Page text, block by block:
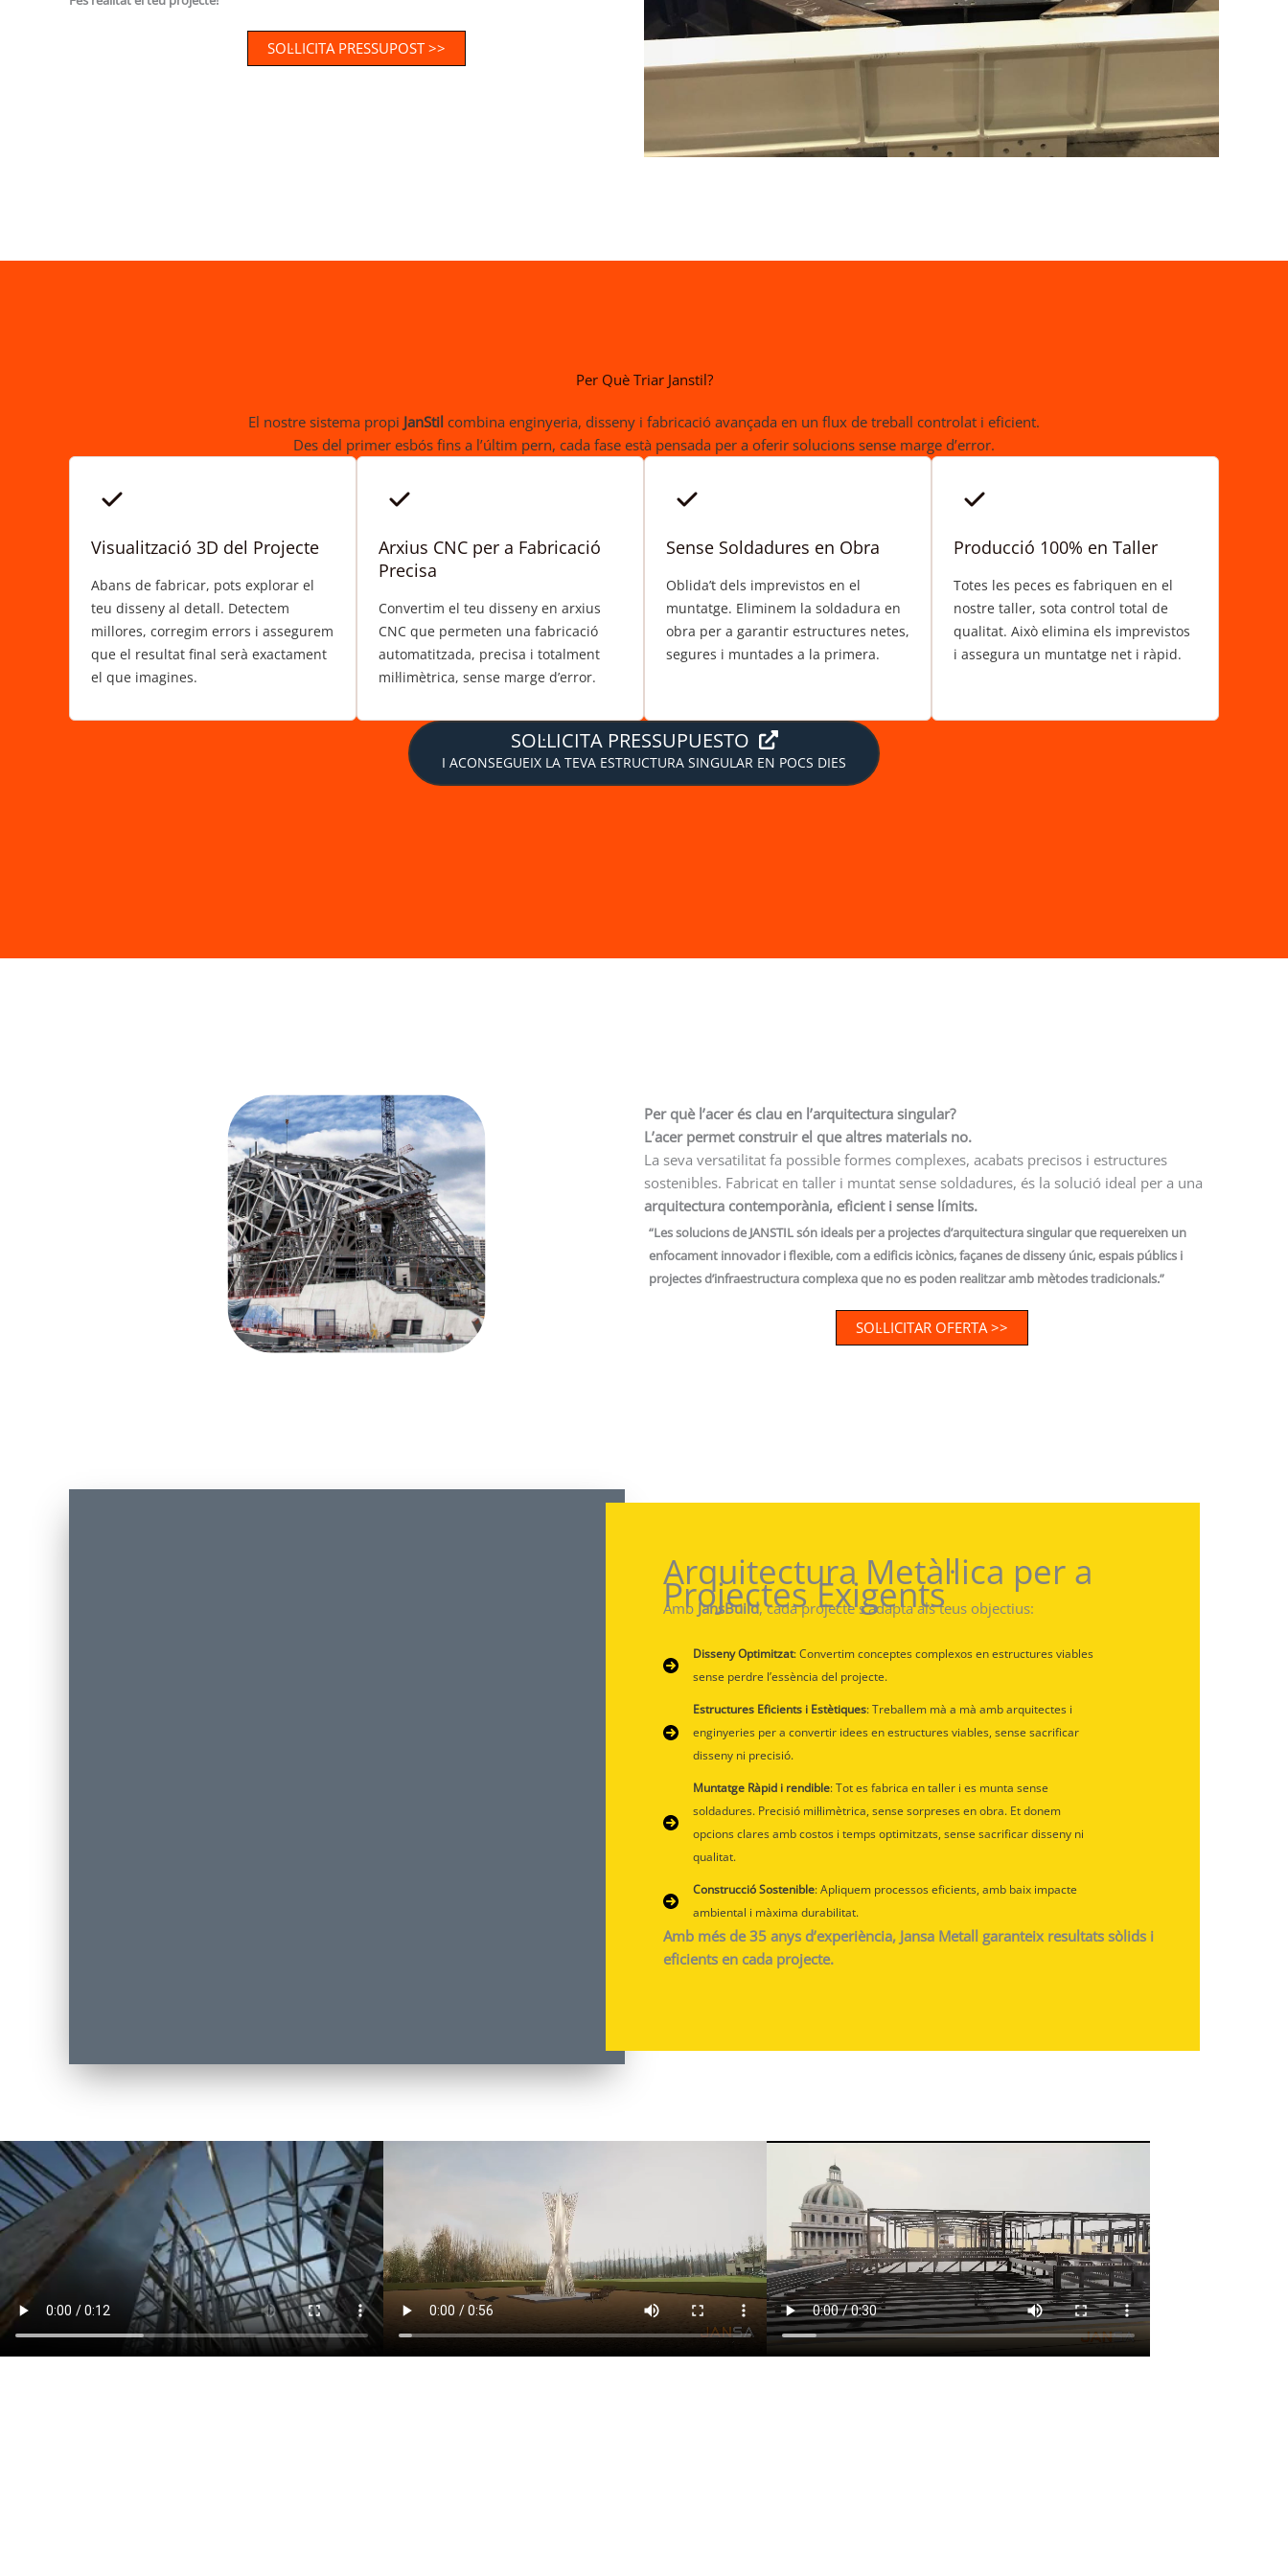
SOL·LICITA PRESSUPOST >>
Per Què Triar Janstil?
El nostre sistema propi JanStil combina enginyeria, disseny i fabricació avançada en un flux de treball controlat i eficient.
Des del primer esbós fins a l’últim pern, cada fase està pensada per a oferir solucions sense marge d’error.
Visualització 3D del Projecte
Abans de fabricar, pots explorar el
teu disseny al detall. Detectem
millores, corregim errors i assegurem
que el resultat final serà exactament
el que imagines.
Arxius CNC per a Fabricació
Precisa
Convertim el teu disseny en arxius
CNC que permeten una fabricació
automatitzada, precisa i totalment
mil·limètrica, sense marge d’error.
Sense Soldadures en Obra
Oblida’t dels imprevistos en el
muntatge. Eliminem la soldadura en
obra per a garantir estructures netes,
segures i muntades a la primera.
Producció 100% en Taller
Totes les peces es fabriquen en el
nostre taller, sota control total de
qualitat. Això elimina els imprevistos
i assegura un muntatge net i ràpid.
SOL·LICITA PRESSUPUESTO
I ACONSEGUEIX LA TEVA ESTRUCTURA SINGULAR EN POCS DIES
Per què l’acer és clau en l’arquitectura singular?
L’acer permet construir el que altres materials no.
La seva versatilitat fa possible formes complexes, acabats precisos i estructures
sostenibles. Fabricat en taller i muntat sense soldadures, és la solució ideal per a una
arquitectura contemporània, eficient i sense límits.
“Les solucions de JANSTIL són ideals per a projectes d’arquitectura singular que requereixen un
enfocament innovador i flexible, com a edificis icònics, façanes de disseny únic, espais públics i
projectes d’infraestructura complexa que no es poden realitzar amb mètodes tradicionals.”
SOL·LICITAR OFERTA >>
Arquitectura Metàl·lica per a
Projectes Exigents
Amb JansBuild, cada projecte s’adapta als teus objectius:
Disseny Optimitzat: Convertim conceptes complexos en estructures viables
sense perdre l’essència del projecte.
Estructures Eficients i Estètiques: Treballem mà a mà amb arquitectes i
enginyeries per a convertir idees en estructures viables, sense sacrificar
disseny ni precisió.
Muntatge Ràpid i rendible: Tot es fabrica en taller i es munta sense
soldadures. Precisió mil·limètrica, sense sorpreses en obra. Et donem
opcions clares amb costos i temps optimitzats, sense sacrificar disseny ni
qualitat.
Construcció Sostenible: Apliquem processos eficients, amb baix impacte
ambiental i màxima durabilitat.
Amb més de 35 anys d’experiència, Jansa Metall garanteix resultats sòlids i
eficients en cada projecte.